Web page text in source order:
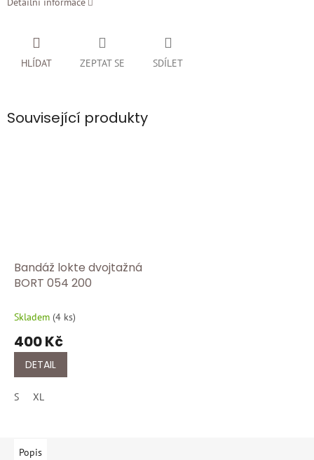
ZEPTAT SE
HLÍDAT SDÍLET
Související produkty
Bandáž lokte dvojtažná
BORT 054 200
Skladem (4 ks)
400 Kč
DETAIL
S XL
Popis